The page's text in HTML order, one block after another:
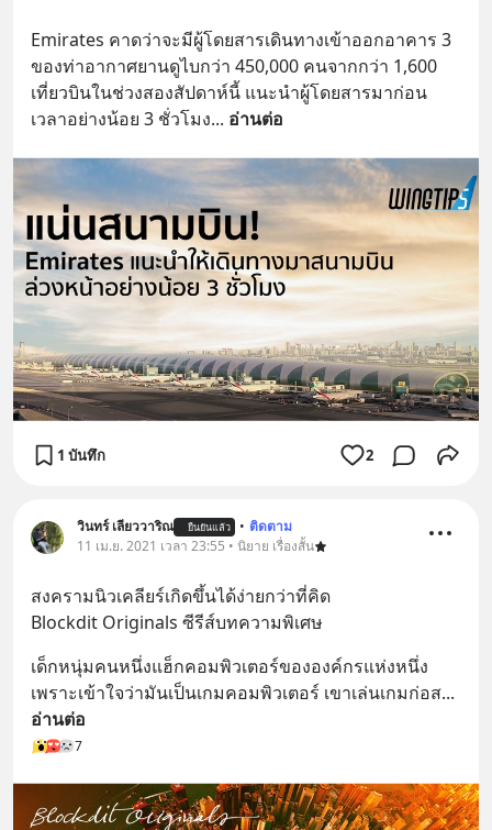
Emirates คาดว่าจะมีผู้โดยสารเดินทางเข้าออกอาคาร 3
ของท่าอากาศยานดูไบกว่า 450,000 คนจากกว่า 1,600
เที่ยวบินในช่วงสองสัปดาห์นี้ แนะนำผู้โดยสารมาก่อน
เวลาอย่างน้อย 3 ชั่วโมง... อ่านต่อ
1 บันทึก 2
วินทร์ เลียววาริณ ยืนยันแล้ว • ติดตาม
11 เม.ย. 2021 เวลา 23:55 • นิยาย เรื่องสั้น
สงครามนิวเคลียร์เกิดขึ้นได้ง่ายกว่าที่คิด
Blockdit Originals ซีรีส์บทความพิเศษ
เด็กหนุ่มคนหนึ่งแฮ็กคอมพิวเตอร์ขององค์กรแห่งหนึ่ง
เพราะเข้าใจว่ามันเป็นเกมคอมพิวเตอร์ เขาเล่นเกมก่อส
อ่านต่อ
7